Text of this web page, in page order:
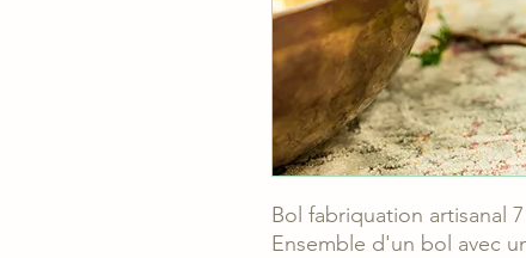
Bol fabriquation artisanal
Ensemble d'un bol avec